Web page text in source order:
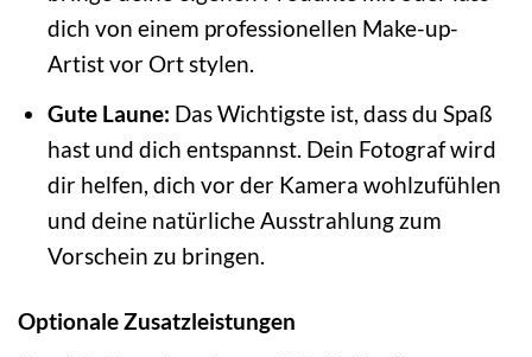
dich von einem professionellen Make-up-
Artist vor Ort stylen.
Gute Laune: Das Wichtigste ist, dass du Spaß
hast und dich entspannst. Dein Fotograf wird
dir helfen, dich vor der Kamera wohlzufühlen
und deine natürliche Ausstrahlung zum
Vorschein zu bringen.
Optionale Zusatzleistungen